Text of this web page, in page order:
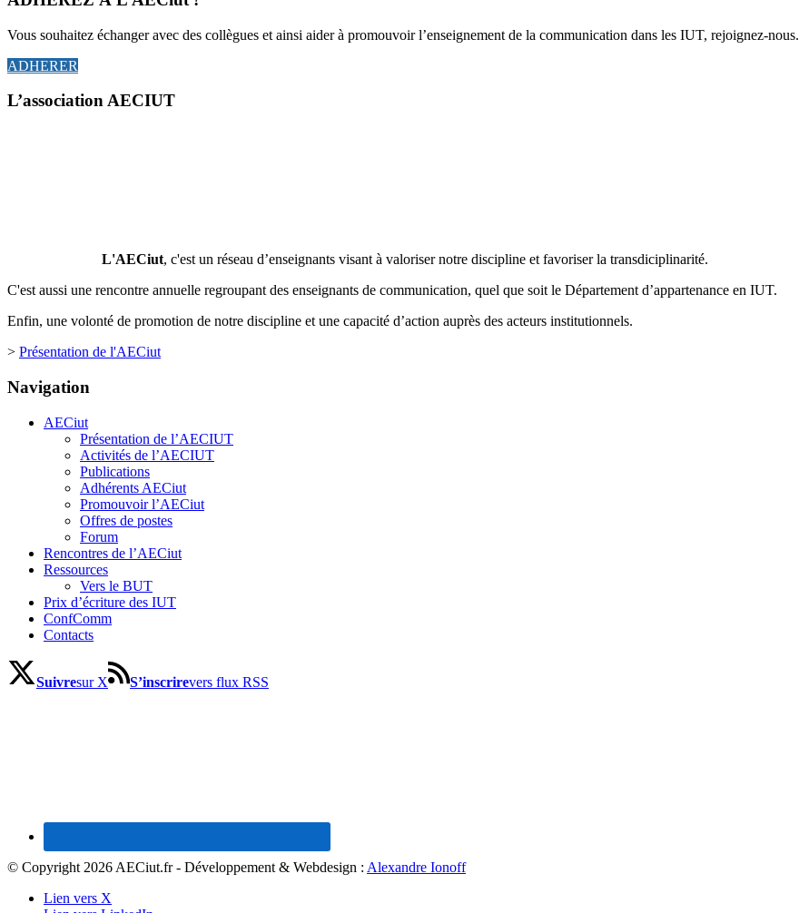
Vous souhaitez échanger avec des collègues et ainsi aider à promouvoir l’enseignement de la communication dans les IUT, rejoignez-nous.
ADHERER
L’association AECIUT
L'AECiut, c'est un réseau d’enseignants visant à valoriser notre discipline et favoriser la transdiciplinarité.
C'est aussi une rencontre annuelle regroupant des enseignants de communication, quel que soit le Département d’appartenance en IUT.
Enfin, une volonté de promotion de notre discipline et une capacité d’action auprès des acteurs institutionnels.
> Présentation de l'AECiut
Navigation
AECiut
Présentation de l’AECIUT
Activités de l’AECIUT
Publications
Adhérents AECiut
Promouvoir l’AECiut
Offres de postes
Forum
Rencontres de l’AECiut
Ressources
Vers le BUT
Prix d’écriture des IUT
ConfComm
Contacts
Suivresur X S’inscrirevers flux RSS
© Copyright 2026 AECiut.fr - Développement & Webdesign : Alexandre Ionoff
Lien vers X